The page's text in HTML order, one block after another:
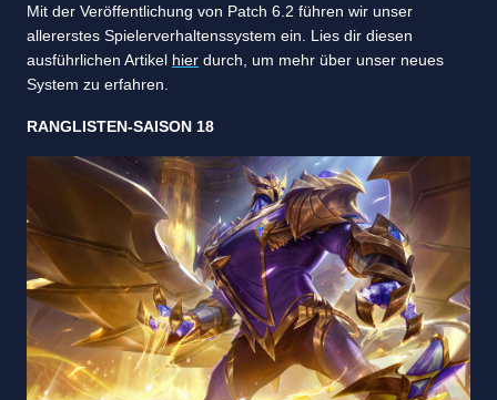
Mit der Veröffentlichung von Patch 6.2 führen wir unser
allererstes Spielerverhaltenssystem ein. Lies dir diesen
ausführlichen Artikel hier durch, um mehr über unser neues
System zu erfahren.
RANGLISTEN-SAISON 18